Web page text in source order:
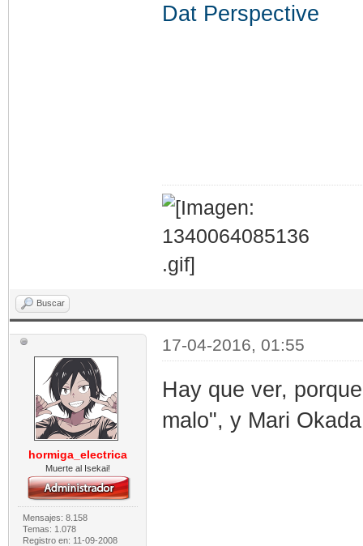
Dat Perspective
Buscar
hormiga_electrica
Muerte al Isekai!
Mensajes: 8.158
Temas: 1.078
Registro en: 11-09-2008
17-04-2016, 01:55
Hay que ver,
malo", y Mari